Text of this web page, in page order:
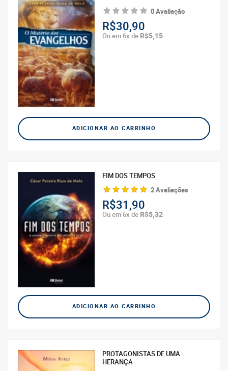
0 Avaliação
R$30,90
Ou em 6x de R$5,15
ADICIONAR AO CARRINHO
FIM DOS TEMPOS
2 Avaliações
R$31,90
Ou em 6x de R$5,32
ADICIONAR AO CARRINHO
PROTAGONISTAS DE UMA
HERANÇA